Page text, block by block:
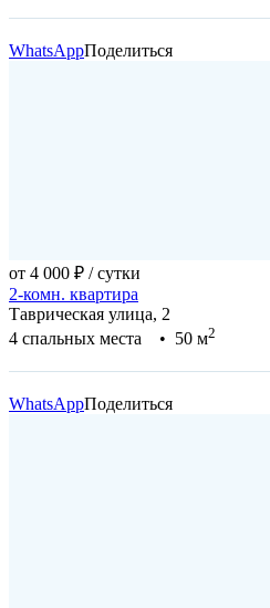
WhatsAppПоделиться
от 4 000 ₽ / сутки
2-комн. квартира
Таврическая улица, 2
4 спальных места • 50 м2
WhatsAppПоделиться